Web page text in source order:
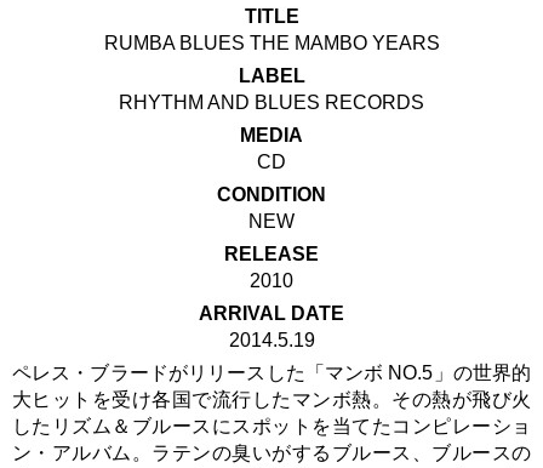
TITLE
RUMBA BLUES THE MAMBO YEARS
LABEL
RHYTHM AND BLUES RECORDS
MEDIA
CD
CONDITION
NEW
RELEASE
2010
ARRIVAL DATE
2014.5.19
ペレス・ブラードがリリースした「マンボ NO.5」の世界的
大ヒットを受け各国で流行したマンボ熱。その熱が飛び火
したリズム＆ブルースにスポットを当てたコンピレーショ
ン・アルバム。ラテンの臭いがするブルース、ブルースの